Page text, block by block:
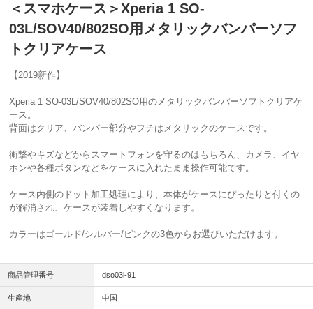
＜スマホケース＞Xperia 1 SO-
03L/SOV40/802SO用メタリックバンパーソフ
トクリアケース
【2019新作】
Xperia 1 SO-03L/SOV40/802SO用のメタリックバンパーソフトクリアケ
ース。
背面はクリア、バンパー部分やフチはメタリックのケースです。
衝撃やキズなどからスマートフォンを守るのはもちろん、カメラ、イヤ
ホンや各種ボタンなどをケースに入れたまま操作可能です。
ケース内側のドット加工処理により、本体がケースにぴったりと付くの
が解消され、ケースが装着しやすくなります。
カラーはゴールド/シルバー/ピンクの3色からお選びいただけます。
商品管理番号 dso03l-91
生産地 中国